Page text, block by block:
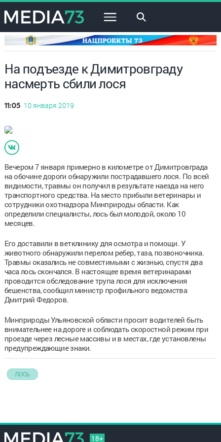
×
На подъезде к Димитровграду
насмерть сбили лося
11:05 10 января 2019
Вечером 7 января примерно в километре от Димитровграда
на обочине дороги обнаружили пострадавшего лося. По всей
видимости, травмы он получил в результате наезда на него
транспортного средства. На место прибыли ветеринары и
сотрудники охотнадзора Минприроды области. Как
определили специалисты, лось был молодой, около 10
месяцев.
Его доставили в ветклинику для осмотра и помощи. У
животного обнаружили перелом ребер, таза, позвоночника.
Травмы оказались не совместимыми с жизнью, спустя два
часа лось скончался. В настоящее время ветеринарами
проводится обследование трупа лося для исключения
бешенства, сообщил министр профильного ведомства
Дмитрий Федоров.
Минприроды Ульяновской области просит водителей быть
внимательнее на дороге и соблюдать скоростной режим при
проезде через лесные массивы и в местах, где установлены
предупреждающие знаки.
ЛОСЬ
18+